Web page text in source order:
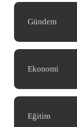
Gündem
Ekonomi
Eğitim